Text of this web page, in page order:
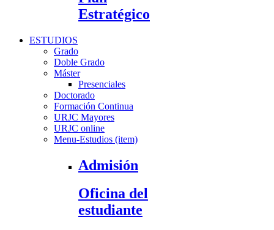
Estratégico
ESTUDIOS
Grado
Doble Grado
Máster
Presenciales
Doctorado
Formación Continua
URJC Mayores
URJC online
Menu-Estudios (item)
Admisión
Oficina del
estudiante